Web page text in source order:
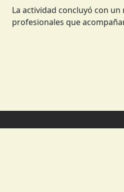
La actividad concluyó con
profesionales que